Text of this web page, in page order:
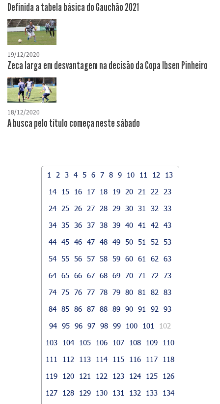
Definida a tabela básica do Gauchão 2021
19/12/2020
Zeca larga em desvantagem na decisão da Copa Ibsen Pinheiro
18/12/2020
A busca pelo título começa neste sábado
1 2 3 4 5 6 7 8 9 10 11 12
13
14
15 16 17 18 19 20 21 22
23
24
25 26 27 28 29 30 31 32
33
34 35 36 37 38 39 40 41 42
43
44 45 46 47 48 49 50 51 52
53
54 55 56 57 58 59 60 61 62
63
64 65 66 67 68 69 70 71 72
73
74 75 76 77 78 79 80 81 82
83
84 85 86 87 88 89 90 91 92
93
94 95 96 97 98 99 100 101
102
103
104 105 106 107 108 109
110
111
112 113 114 115 116 117
118
119
120 121 122 123 124 125
126
127
128 129 130 131 132 133
134